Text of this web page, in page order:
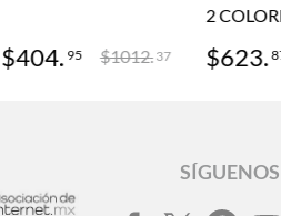
$404. 95 $1012. 37
2
$623.